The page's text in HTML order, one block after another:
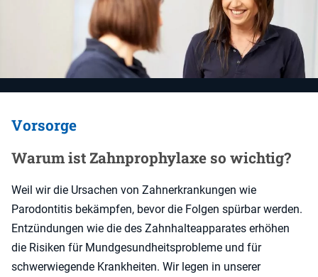
Vorsorge
Warum ist Zahnprophylaxe so wichtig?
Weil wir die Ursachen von Zahnerkrankungen wie
Parodontitis bekämpfen, bevor die Folgen spürbar werden.
Entzündungen wie die des Zahnhalteapparates erhöhen
die Risiken für Mundgesundheitsprobleme und für
schwerwiegende Krankheiten. Wir legen in unserer